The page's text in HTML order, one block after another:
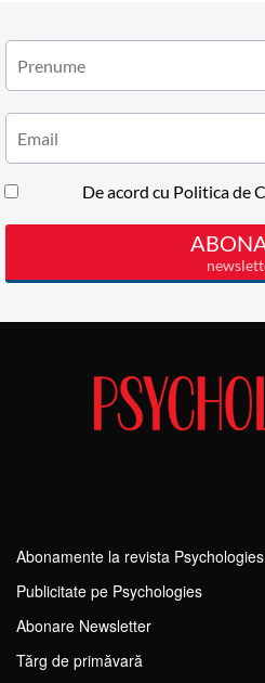
Abonamente la revista Psychologies
Publicitate pe Psychologies
Abonare Newsletter
Tărg de primăvară